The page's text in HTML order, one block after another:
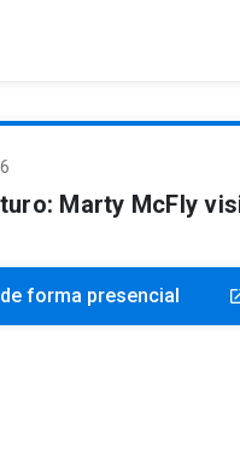
Marty McFly
forma presencial